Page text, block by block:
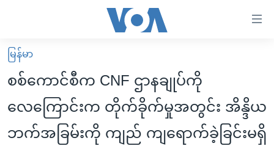
လွယ်ကူ
စေ
များ
မူလစာမျက်နှာ
မြန်မာ
ကမ္ဘာ့သတင်းများ
နိုင်ငံတကာ
ဗွီဒီယို
မြန်မာ
စစ်ကောင်စီက CNF ဌာနချုပ်ကို
လေကြောင်းက တိုက်ခိုက်မှုအတွင်း အိန္ဒိယ
ဘက်အခြမ်းကို ကျည် ကျရောက်ခဲ့ခြင်းမရှိ